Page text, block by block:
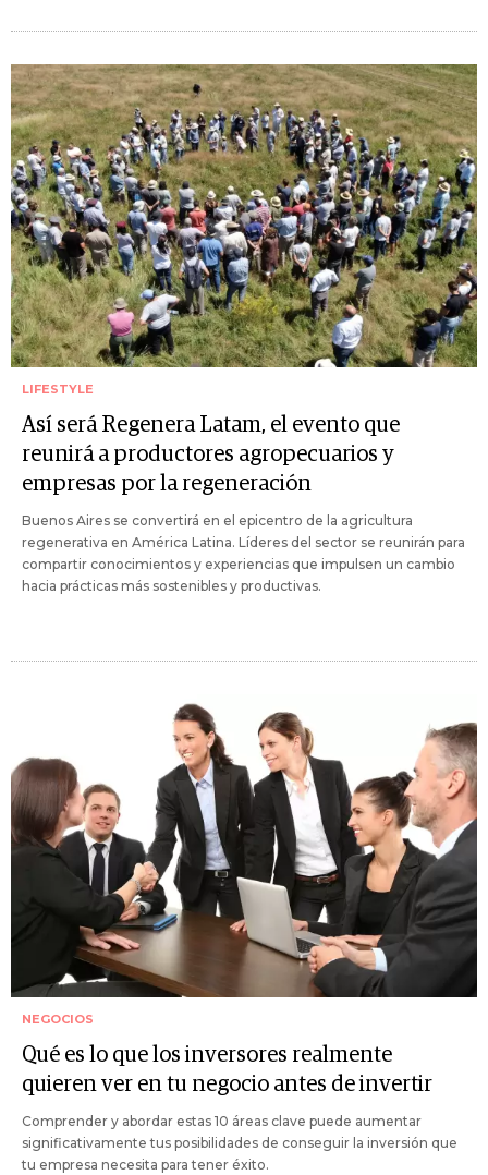
LIFESTYLE
Así será Regenera Latam, el evento que
reunirá a productores agropecuarios y
empresas por la regeneración
Buenos Aires se convertirá en el epicentro de la agricultura
regenerativa en América Latina. Líderes del sector se reunirán para
compartir conocimientos y experiencias que impulsen un cambio
hacia prácticas más sostenibles y productivas.
NEGOCIOS
Qué es lo que los inversores realmente
quieren ver en tu negocio antes de invertir
Comprender y abordar estas 10 áreas clave puede aumentar
significativamente tus posibilidades de conseguir la inversión que
tu empresa necesita para tener éxito.